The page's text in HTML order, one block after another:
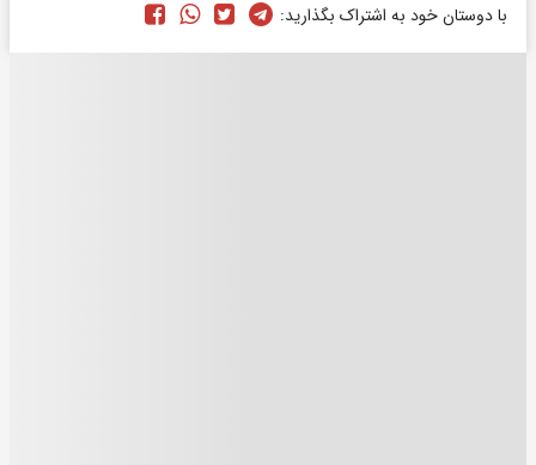
با دوستان خود به اشتراک بگذارید: